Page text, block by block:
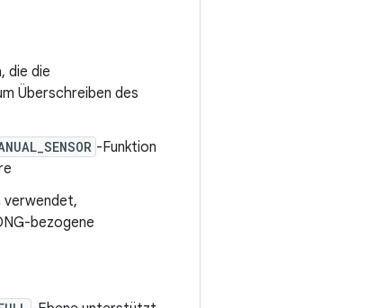
die die
Überschreiben des
-Funktion
verwendet,
bezogene